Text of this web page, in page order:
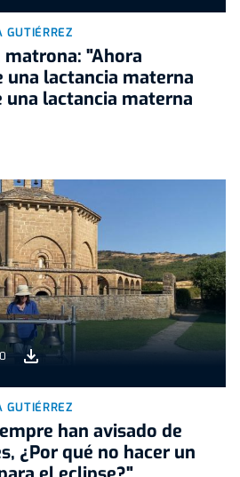
GUTIÉRREZ
"Ahora
una lactancia materna
lactancia materna
GUTIÉRREZ
han avisado de
¿Por qué no hacer un